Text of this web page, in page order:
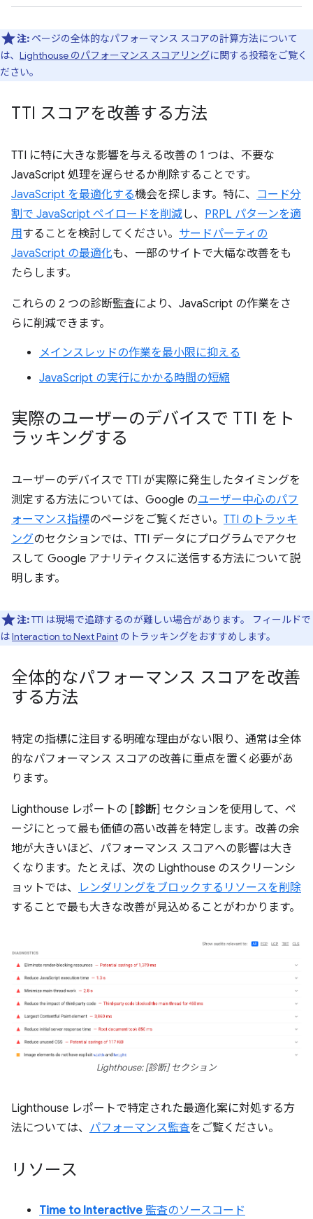
注: ページの全体的なパフォーマンス スコアの計算方法について
は、 Lighthouse のパフォーマンス スコアリングに関する投稿をご覧く
ださい。
TTI スコアを改善する方法
TTI に特に大きな影響を与える改善の 1 つは、不要な
JavaScript 処理を遅らせるか削除することです。
JavaScript を最適化する機会を探します。特に、 コード分
割で JavaScript ペイロードを削減し、 PRPL パターンを適
用することを検討してください。 サードパーティの
JavaScript の最適化も、一部のサイトで大幅な改善をも
たらします。
これらの 2 つの診断監査により、JavaScript の作業をさ
らに削減できます。
メインスレッドの作業を最小限に抑える
JavaScript の実行にかかる時間の短縮
実際のユーザーのデバイスで TTI をト
ラッキングする
ユーザーのデバイスで TTI が実際に発生したタイミングを
測定する方法については、Google のユーザー中心のパフ
ォーマンス指標のページをご覧ください。 TTI のトラッキ
ングのセクションでは、TTI データにプログラムでアクセ
スして Google アナリティクスに送信する方法について説
明します。
注:TTI は現場で追跡するのが難しい場合があります。 フィールドで
はInteraction to Next Paint のトラッキングをおすすめします。
全体的なパフォーマンス スコアを改善
する方法
特定の指標に注目する明確な理由がない限り、通常は全体
的なパフォーマンス スコアの改善に重点を置く必要があ
ります。
Lighthouse レポートの [診断] セクションを使用して、ペ
ージにとって最も価値の高い改善を特定します。改善の余
地が大きいほど、パフォーマンス スコアへの影響は大き
くなります。たとえば、次の Lighthouse のスクリーンシ
ョットでは、
レンダリングをブロックするリソースを削除
することで最も大きな改善が見込めることがわかります。
Lighthouse: [診断] セクション
Lighthouse レポートで特定された最適化案に対処する方
法については、 パフォーマンス監査をご覧ください。
リソース
Time to Interactive 監査のソースコード